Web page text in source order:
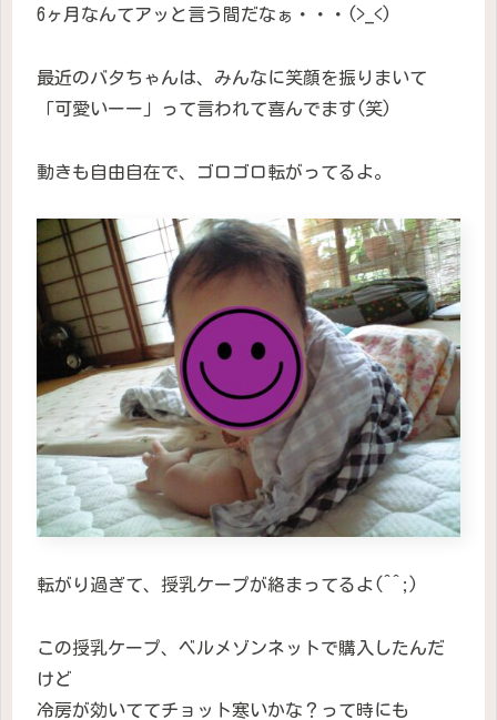
6ヶ月なんてアッと言う間だなぁ・・・(>_<)
最近のバタちゃんは、みんなに笑顔を振りまいて
「可愛いーー」って言われて喜んでます(笑)
動きも自由自在で、ゴロゴロ転がってるよ。
転がり過ぎて、授乳ケープが絡まってるよ(^^;)
この授乳ケープ、ベルメゾンネットで購入したんだ
けど
冷房が効いててチョット寒いかな？って時にも